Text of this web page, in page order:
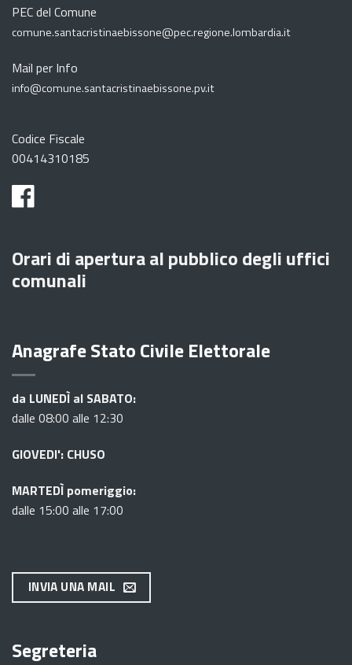
PEC del Comune
comune.santacristinaebissone@pec.regione.lombardia.it
Mail per Info
info@comune.santacristinaebissone.pv.it
Codice Fiscale
00414310185
Orari di apertura al pubblico degli uffici
comunali
Anagrafe Stato Civile Elettorale
da LUNEDÌ al SABATO:
dalle 08:00 alle 12:30
GIOVEDI': CHUSO
MARTEDÌ pomeriggio:
dalle 15:00 alle 17:00
INVIA UNA MAIL
Segreteria